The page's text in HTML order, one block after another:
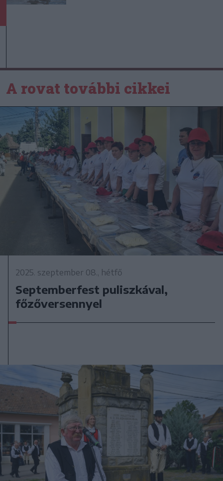
A rovat további cikkei
2025. szeptember 08., hétfő
Septemberfest puliszkával,
főzőversennyel